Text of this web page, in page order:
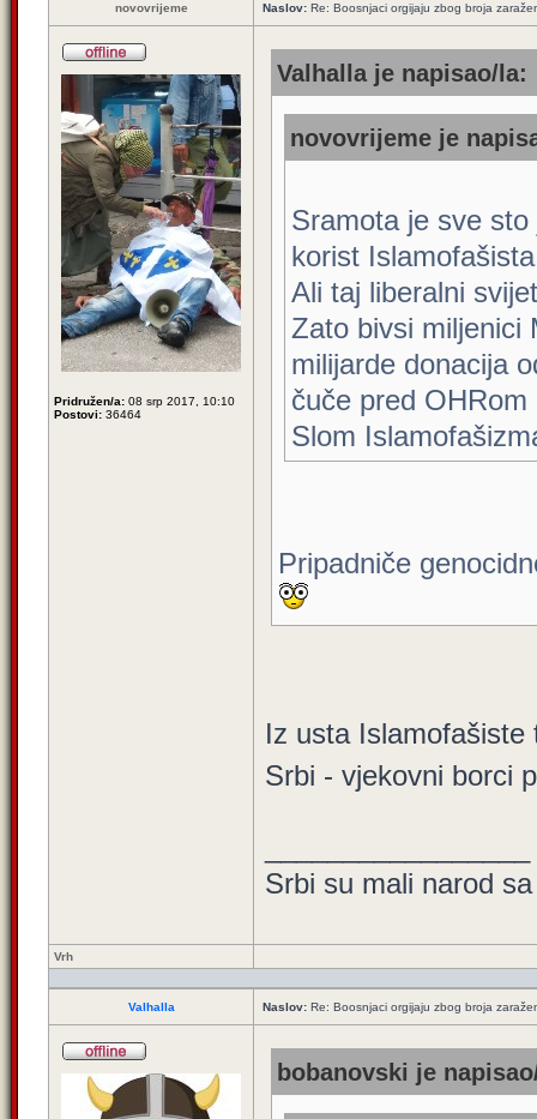
novovrijeme Naslov: Re: Boosnjaci orgijaju zbog broja
Pridružen/a: 08 srp 2017, 10:10
Postovi: 36464
Valhalla je napisao/la:
novovrijeme je
Sramota je sve
korist
Ali taj liberalni
Zato bivsi miljenici
milijarde donacija
čuče pred OHRom
Slom
Pripadniče
Iz usta
Srbi - vjekovni borci
Srbi su mali narod
Vrh
Valhalla Naslov: Re: Boosnjaci orgijaju zbog broja
bobanovski je